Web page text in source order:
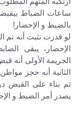
ساعات الضباط
بالضبط و الإحضار!
لو قدرت تثبت أنه تم
الإحضار، يبقى
الجريمة الأولى
الثانية أنه حجز
تم بناء على القبض
يصدر أمر الضبط و